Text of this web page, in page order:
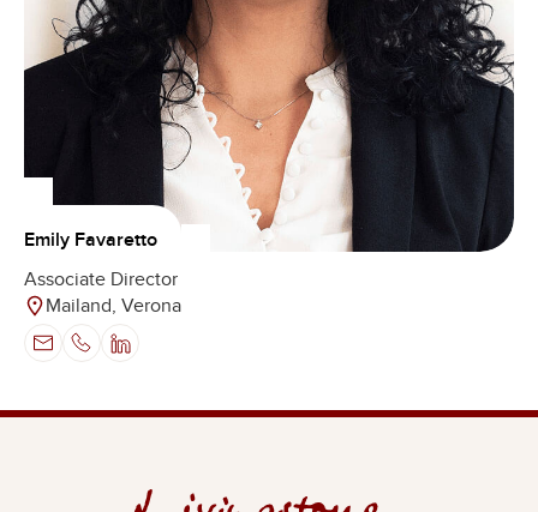
Emily Favaretto
Associate Director
Mailand, Verona